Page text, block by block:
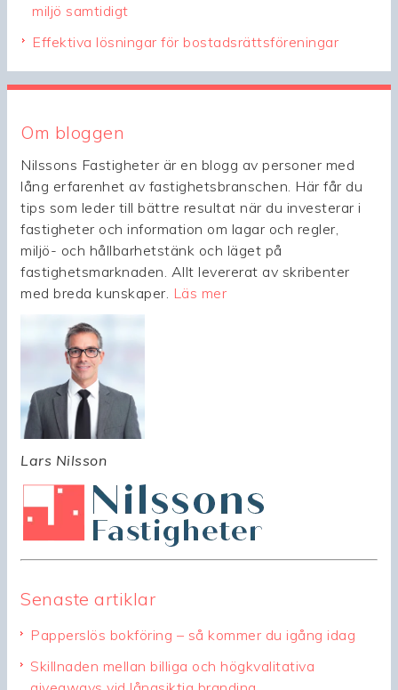
miljö samtidigt
Effektiva lösningar för bostadsrättsföreningar
Om bloggen
Nilssons Fastigheter är en blogg av personer med
lång erfarenhet av fastighetsbranschen. Här får du
tips som leder till bättre resultat när du investerar i
fastigheter och information om lagar och regler,
miljö- och hållbarhetstänk och läget på
fastighetsmarknaden. Allt levererat av skribenter
med breda kunskaper. Läs mer
Lars Nilsson
Senaste artiklar
Papperslös bokföring – så kommer du igång idag
Skillnaden mellan billiga och högkvalitativa